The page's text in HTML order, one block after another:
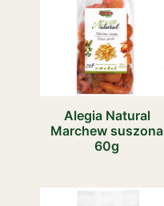
Alegia Natural
Marchew suszona
60g